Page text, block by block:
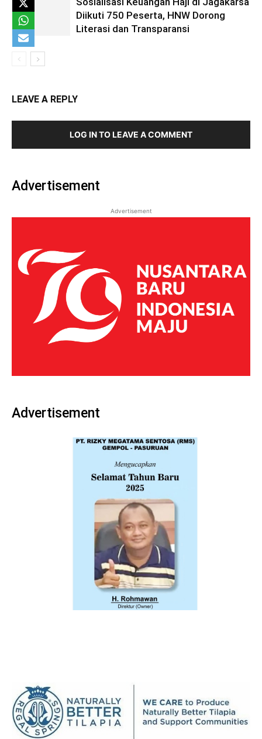
Diikuti 750 Peserta, HNW Dorong
Literasi dan Transparansi
LEAVE A REPLY
LOG IN TO LEAVE A COMMENT
Advertisement
Advertisement
Advertisement